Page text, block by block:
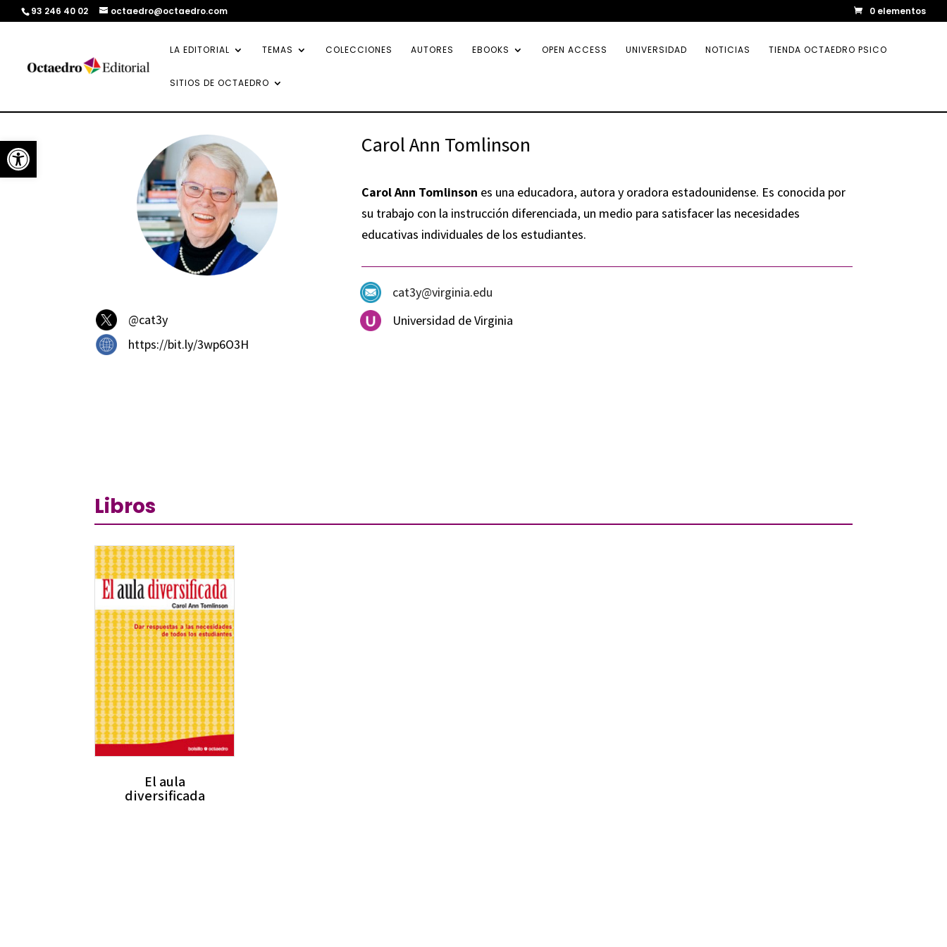
Abrir barra de herramientas
93 246 40 02 octaedro@octaedro.com 0 elementos
LA EDITORIAL TEMAS COLECCIONES AUTORES EBOOKS OPEN ACCESS UNIVERSIDAD NOTICIAS TIENDA OCTAEDRO PSICO
SITIOS DE OCTAEDRO
@cat3y
https://bit.ly/3wp6O3H
Carol Ann Tomlinson
Carol Ann Tomlinson es una educadora, autora y oradora estadounidense. Es conocida por
su trabajo con la instrucción diferenciada, un medio para satisfacer las necesidades
educativas individuales de los estudiantes.
cat3y@virginia.edu
Universidad de Virginia
Libros
El aula
diversificada